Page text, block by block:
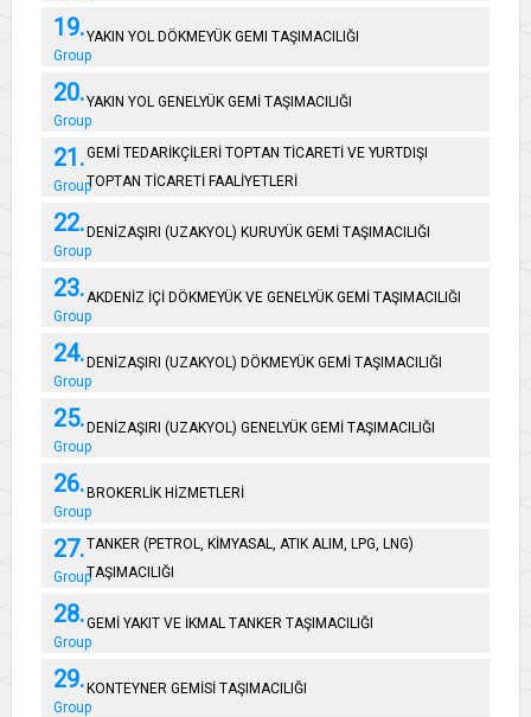
19.
Group
YAKIN YOL DÖKMEYÜK GEMI TAŞIMACILIĞI
20.
Group
YAKIN YOL GENELYÜK GEMİ TAŞIMACILIĞI
21.
Group
GEMİ TEDARİKÇİLERİ TOPTAN TİCARETİ VE YURTDIŞI
TOPTAN TİCARETİ FAALİYETLERİ
22.
Group
DENİZAŞIRI (UZAKYOL) KURUYÜK GEMİ TAŞIMACILIĞI
23.
Group
AKDENİZ İÇİ DÖKMEYÜK VE GENELYÜK GEMİ TAŞIMACILIĞI
24.
Group
DENİZAŞIRI (UZAKYOL) DÖKMEYÜK GEMİ TAŞIMACILIĞI
25.
Group
DENİZAŞIRI (UZAKYOL) GENELYÜK GEMİ TAŞIMACILIĞI
26.
Group
BROKERLİK HİZMETLERİ
27.
Group
TANKER (PETROL, KİMYASAL, ATIK ALIM, LPG, LNG)
TAŞIMACILIĞI
28.
Group
GEMİ YAKIT VE İKMAL TANKER TAŞIMACILIĞI
29.
Group
KONTEYNER GEMİSİ TAŞIMACILIĞI